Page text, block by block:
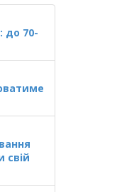
до 70-
свій